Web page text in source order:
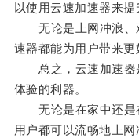
以使用云速加速器来提
无论是上网冲浪、
速器都能为用户带来更
总之，云速加速器
体验的利器。
无论是在家中还是
用户都可以流畅地上